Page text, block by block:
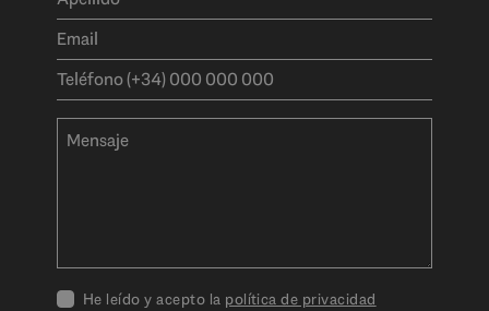
He leído y acepto la política de privacidad